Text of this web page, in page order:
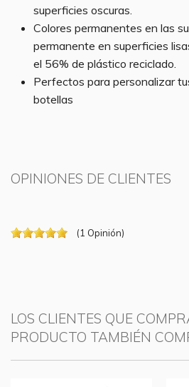
superficies oscuras.
Colores permanentes en las
permanente en superficies
el 56% de plástico reciclado.
Perfectos para personalizar
botellas
OPINIONES DE CLIENTES
(1 Opinión)
LOS CLIENTES QUE
PRODUCTO TAMBIÉN